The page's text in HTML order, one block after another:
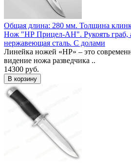
Общая длина: 280 мм. Толщина
Нож "НР Прицел-АН". Рукоять граб,
нержавеющая сталь. С долами
Линейка ножей «НР» – это
видение ножа разведчика ..
14300 руб.